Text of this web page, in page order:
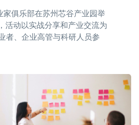
俱乐部在苏州芯谷产业园举
活动以实战分享和产业交流为
者、企业高管与科研人员参